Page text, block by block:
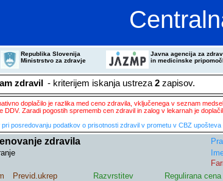
Republika Slovenija
Ministrstvo za zdravje
Javna agencija za
in medicinske
zdravil - kriterijem iskanja ustreza 2 zapisov.
doplačilo je razlika med ceno zdravila, vključenega v seznam
DDV. Zaradi pogostih sprememb cen zdravil in zalog v lekarnah je
pri posredovanju podatkov o prisotnosti zdravil v prometu v CBZ
zdravila
Previd.ukrep Razvrstitev Regulirana